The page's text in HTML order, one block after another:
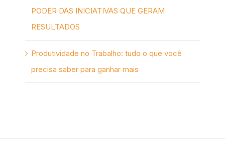
PODER DAS INICIATIVAS QUE GERAM
RESULTADOS
Produtividade no Trabalho: tudo o que você
precisa saber para ganhar mais